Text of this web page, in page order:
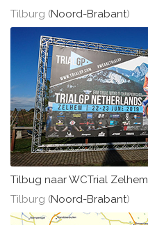
Tilburg (Noord-Brabant)
Tilbug naar WCTrial Zelhem
Tilburg (Noord-Brabant)